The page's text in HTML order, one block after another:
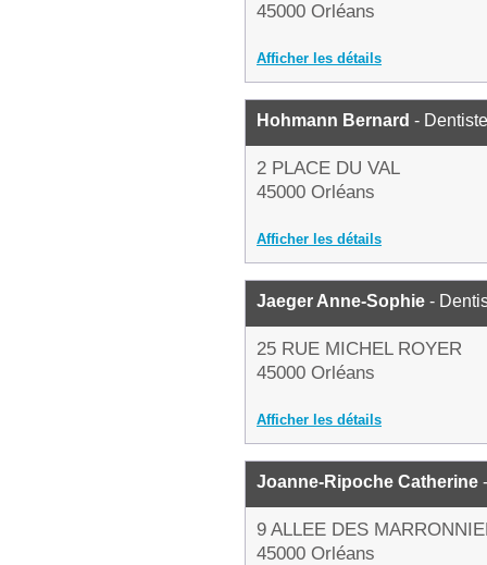
45000 Orléans
Afficher les détails
Hohmann Bernard - Dentiste
2 PLACE DU VAL
45000 Orléans
Afficher les détails
Jaeger Anne-Sophie -
25 RUE MICHEL ROYER
45000 Orléans
Afficher les détails
Joanne-Ripoche Catherine
9 ALLEE DES
45000 Orléans